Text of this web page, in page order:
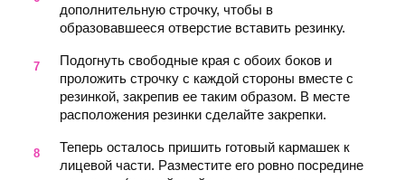
дополнительную строчку, чтобы в
образовавшееся отверстие вставить резинку.
Подогнуть свободные края с обоих боков и
проложить строчку с каждой стороны вместе с
резинкой, закрепив ее таким образом. В месте
расположения резинки сделайте закрепки.
Теперь осталось пришить готовый кармашек к
лицевой части. Разместите его ровно посредине